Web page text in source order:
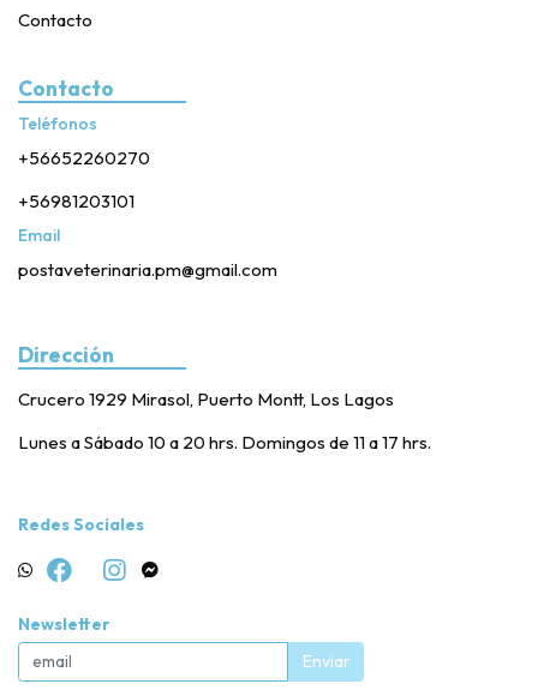
Contacto
Contacto
Teléfonos
+56652260270
+56981203101
Email
postaveterinaria.pm@gmail.com
Dirección
Crucero 1929 Mirasol, Puerto Montt, Los Lagos
Lunes a Sábado 10 a 20 hrs. Domingos de 11 a 17 hrs.
Redes Sociales
Newsletter
Enviar